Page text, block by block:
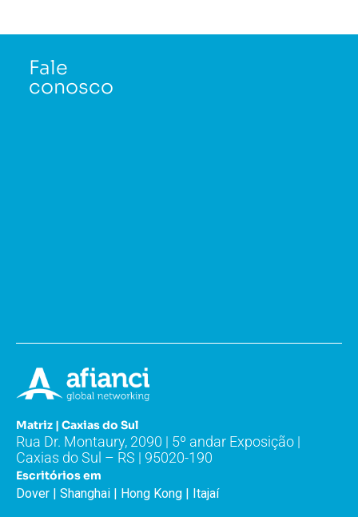
Fale
conosco
Matriz | Caxias do Sul
Rua Dr. Montaury, 2090 | 5º andar Exposição |
Caxias do Sul – RS | 95020-190
Escritórios em
Dover | Shanghai | Hong Kong | Itajaí